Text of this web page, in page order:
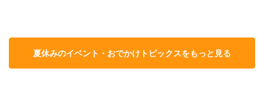
夏休みのイベント・おでかけトピックスをもっと見る